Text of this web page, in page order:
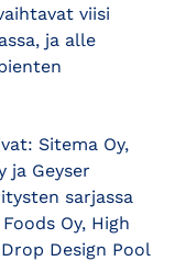
viisi
ja alle
Sitema Oy,
ja Geyser
sarjassa
Oy, High
Design Pool